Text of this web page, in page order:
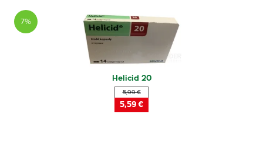
7%
Helicid 20
5,99 €
5,59 €